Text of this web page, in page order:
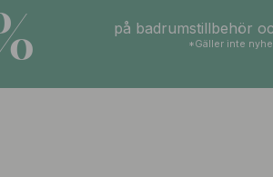
på badrumstillbehör
*Gäller inte